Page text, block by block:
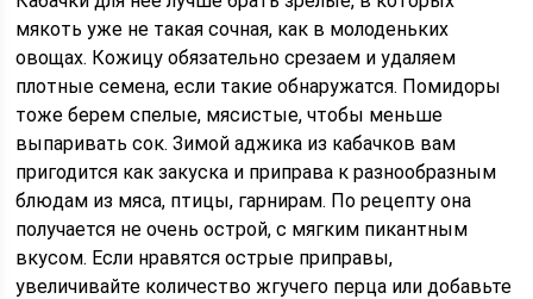
мякоть уже не такая сочная, как в молоденьких
овощах. Кожицу обязательно срезаем и удаляем
плотные семена, если такие обнаружатся. Помидоры
тоже берем спелые, мясистые, чтобы меньше
выпаривать сок. Зимой аджика из кабачков вам
пригодится как закуска и приправа к разнообразным
блюдам из мяса, птицы, гарнирам. По рецепту она
получается не очень острой, с мягким пикантным
вкусом. Если нравятся острые приправы,
увеличивайте количество жгучего перца или добавьте